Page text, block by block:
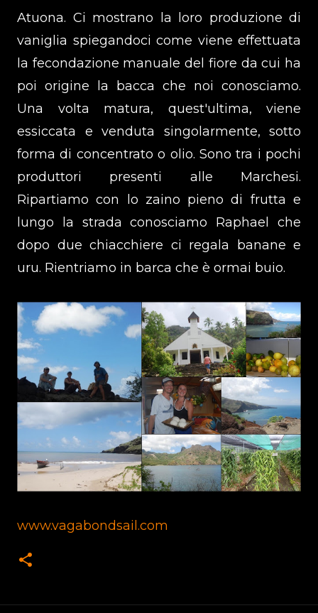
Atuona. Ci mostrano la loro produzione di
vaniglia spiegandoci come viene effettuata
la fecondazione manuale del fiore da cui ha
poi origine la bacca che noi conosciamo.
Una volta matura, quest'ultima, viene
essiccata e venduta singolarmente, sotto
forma di concentrato o olio. Sono tra i pochi
produttori presenti alle Marchesi.
Ripartiamo con lo zaino pieno di frutta e
lungo la strada conosciamo Raphael che
dopo due chiacchiere ci regala banane e
uru. Rientriamo in barca che è ormai buio.
www.vagabondsail.com